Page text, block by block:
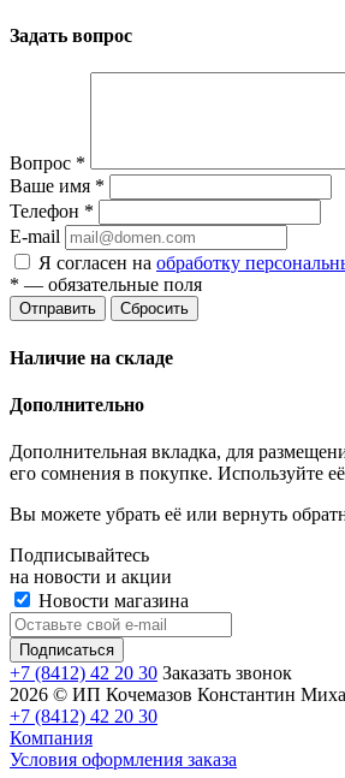
Задать вопрос
Вопрос *
Ваше имя *
Телефон *
E-mail
Я согласен на обработку
* — обязательные поля
Отправить Сбросить
Наличие на складе
Дополнительно
Дополнительная вкладка, для
его сомнения в покупке. Используйте
Вы можете убрать её или вернуть
Подписывайтесь
на новости и акции
Новости магазина
+7 (8412) 42 20 30 Заказать звонок
2026 © ИП Кочемазов Константин
+7 (8412) 42 20 30
Компания
Условия оформления заказа